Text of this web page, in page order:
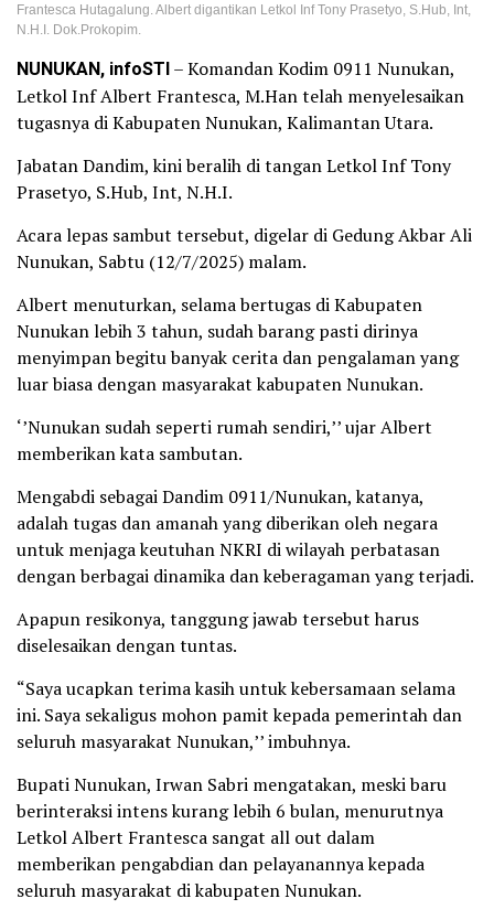
Frantesca Hutagalung. Albert digantikan Letkol Inf Tony Prasetyo, S.Hub, Int,
N.H.I. Dok.Prokopim.
NUNUKAN, infoSTI– Komandan Kodim 0911 Nunukan,
Letkol Inf Albert Frantesca, M.Han telah menyelesaikan
tugasnya di Kabupaten Nunukan, Kalimantan Utara.
Jabatan Dandim, kini beralih di tangan Letkol Inf Tony
Prasetyo, S.Hub, Int, N.H.I.
Acara lepas sambut tersebut, digelar di Gedung Akbar Ali
Nunukan, Sabtu (12/7/2025) malam.
Albert menuturkan, selama bertugas di Kabupaten
Nunukan lebih 3 tahun, sudah barang pasti dirinya
menyimpan begitu banyak cerita dan pengalaman yang
luar biasa dengan masyarakat kabupaten Nunukan.
‘’Nunukan sudah seperti rumah sendiri,’’ ujar Albert
memberikan kata sambutan.
Mengabdi sebagai Dandim 0911/Nunukan, katanya,
adalah tugas dan amanah yang diberikan oleh negara
untuk menjaga keutuhan NKRI di wilayah perbatasan
dengan berbagai dinamika dan keberagaman yang terjadi.
Apapun resikonya, tanggung jawab tersebut harus
diselesaikan dengan tuntas.
“Saya ucapkan terima kasih untuk kebersamaan selama
ini. Saya sekaligus mohon pamit kepada pemerintah dan
seluruh masyarakat Nunukan,’’ imbuhnya.
Bupati Nunukan, Irwan Sabri mengatakan, meski baru
berinteraksi intens kurang lebih 6 bulan, menurutnya
Letkol Albert Frantesca sangat all out dalam
memberikan pengabdian dan pelayanannya kepada
seluruh masyarakat di kabupaten Nunukan.